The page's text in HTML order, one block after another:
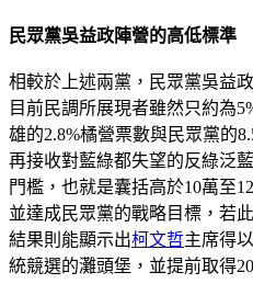
民眾黨吳益政陣營的高低標準
相較於上述兩黨，民眾黨吳益
目前民調所展現者雖然只約為
雄的2.8%橘營票數與民眾黨的
再接收對藍綠都失望的反綠泛
門檻，也就是囊括高於10萬至
並達成民眾黨的戰略目標，若
結果則能顯示出柯文哲主席得
統競選的灘頭堡，並提前取得